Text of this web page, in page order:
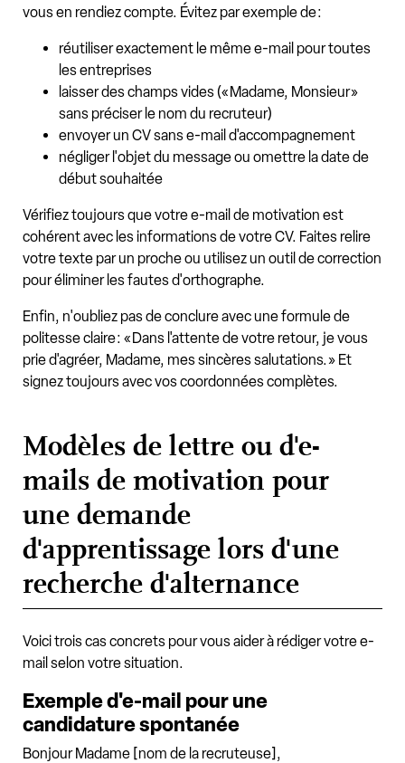
vous en rendiez compte. Évitez par exemple de :
réutiliser exactement le même e-mail pour toutes
les entreprises
laisser des champs vides (« Madame, Monsieur »
sans préciser le nom du recruteur)
envoyer un CV sans e-mail d'accompagnement
négliger l'objet du message ou omettre la date de
début souhaitée
Vérifiez toujours que votre e-mail de motivation est
cohérent avec les informations de votre CV. Faites relire
votre texte par un proche ou utilisez un outil de correction
pour éliminer les fautes d'orthographe.
Enfin, n'oubliez pas de conclure avec une formule de
politesse claire : « Dans l'attente de votre retour, je vous
prie d'agréer, Madame, mes sincères salutations. » Et
signez toujours avec vos coordonnées complètes.
Modèles de lettre ou d'e-
mails de motivation pour
une demande
d'apprentissage lors d'une
recherche d'alternance
Voici trois cas concrets pour vous aider à rédiger votre e-
mail selon votre situation.
Exemple d'e-mail pour une
candidature spontanée
Bonjour Madame [nom de la recruteuse],